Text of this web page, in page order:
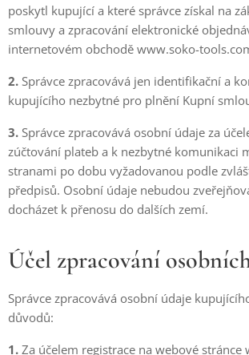
poskytl kupující a které správce získal na
smlouvy a zpracování elektronické
internetovém obchodě www.soko-
2. Správce zpracovává jen identifikační a
kupujícího nezbytné pro plnění Kupní
3. Správce zpracovává osobní údaje za
zúčtování plateb a k nezbytné komunikaci
stranami po dobu vyžadovanou podle
předpisů. Osobní údaje nebudou
docházet k přenosu do dalších zemí.
Účel zpracování
Správce zpracovává osobní údaje
důvodů:
1. Za účelem registrace na webové stránce